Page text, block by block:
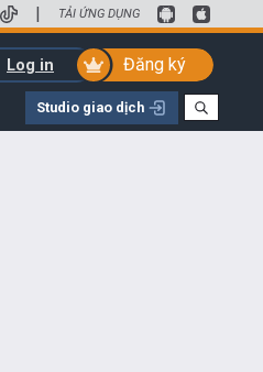
| TẢI ỨNG DỤNG
Log in Đăng ký
Studio giao dịch